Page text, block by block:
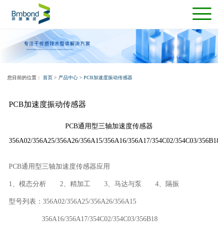
您目前的位置： 首页 > 产品中心 > PCB加速度振动传感器
PCB加速度振动传感器
PCB通用型三轴加速度传感器
356A02/356A25/356A26/356A15/356A16/356A17/354C02/354C03/
PCB通用型三轴加速度传感器应用
1、模态分析 2、精加工 3、马达与泵 4、隔振
型号列表：356A02/356A25/356A26/356A15
356A16/356A17/354C02/354C03/356B18